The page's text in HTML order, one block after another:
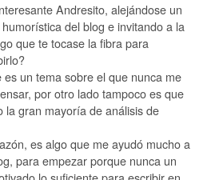
Andresito, alejándose un
del blog e invitando a la
que te tocase la fibra para
es un tema sobre el que nunca me
por otro lado tampoco es que
la gran mayoría de análisis de
es algo que me ayudó mucho a
para empezar porque nunca un